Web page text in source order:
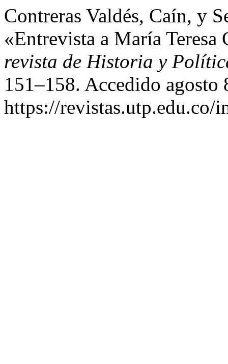
Contreras Valdés, Caín, y
«Entrevista a María
revista de Historia y
151–158. Accedido agosto
https://